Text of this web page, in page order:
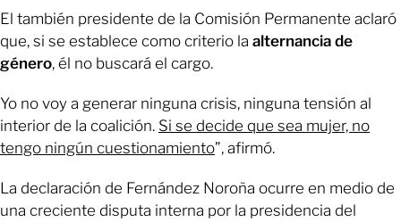
El también presidente de la Comisión Permanente aclaró
que, si se establece como criterio la alternancia de
género, él no buscará el cargo.
Yo no voy a generar ninguna crisis, ninguna tensión al
interior de la coalición. Si se decide que sea mujer, no
tengo ningún cuestionamiento”, afirmó.
La declaración de Fernández Noroña ocurre en medio de
una creciente disputa interna por la presidencia del